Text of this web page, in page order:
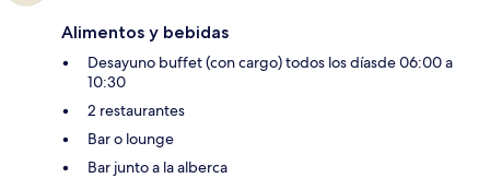
Alimentos y bebidas
Desayuno buffet (con cargo) todos los díasde 06:00 a
10:30
2 restaurantes
Bar o lounge
Bar junto a la alberca